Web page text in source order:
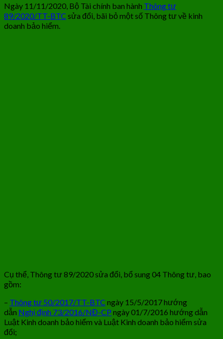
Ngày 11/11/2020, Bộ Tài chính ban hành Thông tư
89/2020/TT-BTC sửa đổi, bãi bỏ một số Thông tư về kinh
doanh bảo hiểm.
Cụ thể, Thông tư 89/2020 sửa đổi, bổ sung 04 Thông tư, bao
gồm:
– Thông tư 50/2017/TT-BTC ngày 15/5/2017 hướng
dẫn Nghị định 73/2016/NĐ-CPngày 01/7/2016 hướng dẫn
Luật Kinh doanh bảo hiểm và Luật Kinh doanh bảo hiểm sửa
đổi;